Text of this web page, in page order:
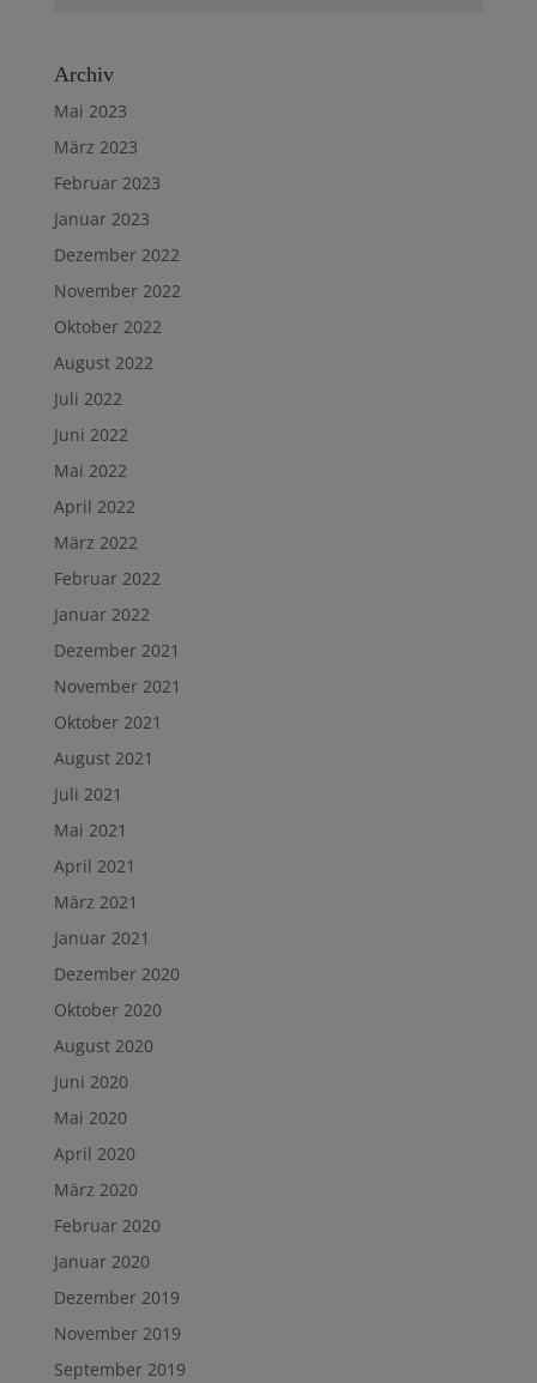
Archiv
Mai 2023
März 2023
Februar 2023
Januar 2023
Dezember 2022
November 2022
Oktober 2022
August 2022
Juli 2022
Juni 2022
Mai 2022
April 2022
März 2022
Februar 2022
Januar 2022
Dezember 2021
November 2021
Oktober 2021
August 2021
Juli 2021
Mai 2021
April 2021
März 2021
Januar 2021
Dezember 2020
Oktober 2020
August 2020
Juni 2020
Mai 2020
April 2020
März 2020
Februar 2020
Januar 2020
Dezember 2019
November 2019
September 2019